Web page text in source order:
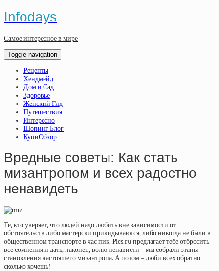
Infodays
Самое интересное в мире
Toggle navigation
Рецепты
Хендмейд
Дом и Сад
Здоровье
Женский Гид
Путешествия
Интересно
Шопинг Блог
КупиОбзор
Вредные советы: Как стать
мизантропом и всех радостно
ненавидеть
Те, кто уверяет, что людей надо любить вне зависимости от
обстоятельств либо мастерски прикидываются, либо никогда не были в
общественном транспорте в час пик. Pics.ru предлагает тебе отбросить
все сомнения и дать, наконец, волю ненависти – мы собрали этапы
становления настоящего мизантропа. А потом – люби всех обратно
сколько хочешь!